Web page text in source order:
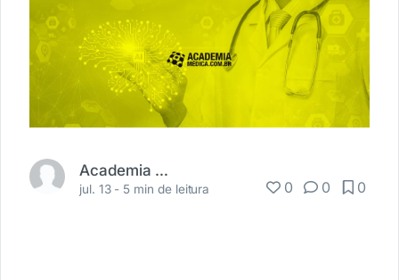
Academia Médica
jul. 13 - 5 min de leitura 0 0 0